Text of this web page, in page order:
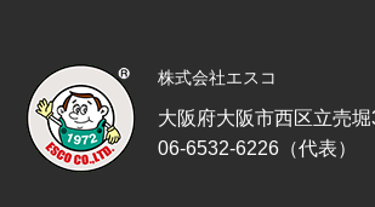
株式会社エスコ
大阪府大阪市西区立売
06-6532-6226（代表）